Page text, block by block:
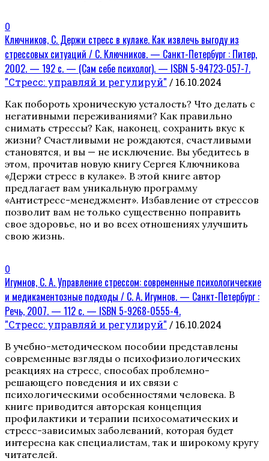
0
Ключников, С. Держи стресс в кулаке. Как извлечь выгоду из
стрессовых ситуаций / С. Ключников. — Санкт-Петербург : Питер,
2002. — 192 с. — (Сам себе психолог). — ISBN 5-94723-057-7.
"Стресс: управляй и регулируй" / 16.10.2024
Как побороть хроническую усталость? Что делать с
негативными переживаниями? Как правильно
снимать стрессы? Как, наконец, сохранить вкус к
жизни? Счастливыми не рождаются, счастливыми
становятся, и вы — не исключение. Вы убедитесь в
этом, прочитав новую книгу Сергея Ключникова
«Держи стресс в кулаке». В этой книге автор
предлагает вам уникальную программу
«Антистресс-менеджмент». Избавление от стрессов
позволит вам не только существенно поправить
свое здоровье, но и во всех отношениях улучшить
свою жизнь.
0
Игумнов, С. А. Управление стрессом: современные психологические
и медикаментозные подходы / С. А. Игумнов. — Санкт-Петербург :
Речь, 2007. — 112 с. — ISBN 5-9268-0555-4.
"Стресс: управляй и регулируй" / 16.10.2024
В учебно-методическом пособии представлены
современные взгляды о психофизиологических
реакциях на стресс, способах проблемно-
решающего поведения и их связи с
психологическими особенностями человека. В
книге приводится авторская концепция
профилактики и терапии психосоматических и
стресс-зависимых заболеваний, которая будет
интересна как специалистам, так и широкому кругу
читателей.